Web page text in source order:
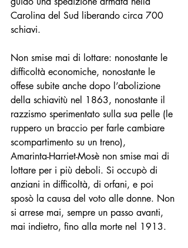
Carolina del Sud liberando circa 700
schiavi.
Non smise mai di lottare: nonostante le
difficoltà economiche, nonostante le
offese subite anche dopo l’abolizione
della schiavitù nel 1863, nonostante il
razzismo sperimentato sulla sua pelle (le
ruppero un braccio per farle cambiare
scompartimento su un treno),
Amarinta-Harriet-Mosè non smise mai di
lottare per i più deboli. Si occupò di
anziani in difficoltà, di orfani, e poi
sposò la causa del voto alle donne. Non
si arrese mai, sempre un passo avanti,
mai indietro, fino alla morte nel 1913.